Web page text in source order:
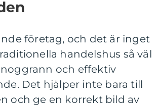
företag, och det är inget
handelshus så väl
och effektiv
Det hjälper inte bara till
och ge en korrekt bild av